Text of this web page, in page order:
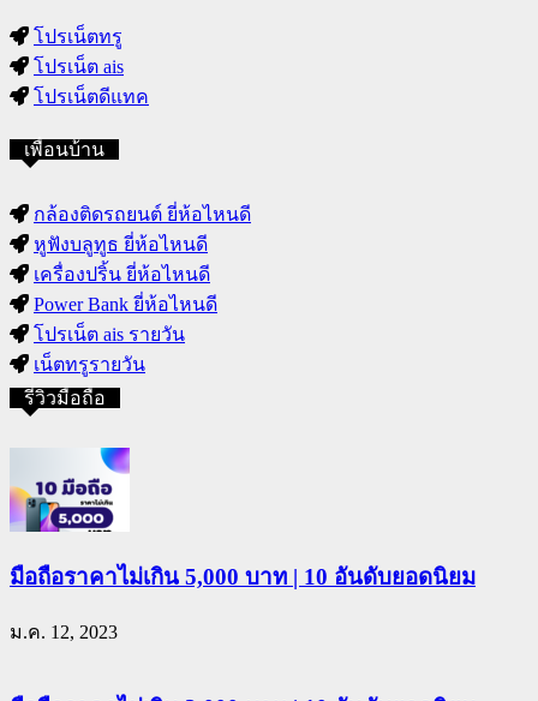
โปรเน็ตทรู
โปรเน็ต ais
โปรเน็ตดีแทค
เพื่อนบ้าน
กล้องติดรถยนต์ ยี่ห้อไหนดี
หูฟังบลูทูธ ยี่ห้อไหนดี
เครื่องปริ้น ยี่ห้อไหนดี
Power Bank ยี่ห้อไหนดี
โปรเน็ต ais รายวัน
เน็ตทรูรายวัน
รีวิวมือถือ
มือถือราคาไม่เกิน 5,000 บาท | 10 อันดับยอดนิยม
ม.ค. 12, 2023